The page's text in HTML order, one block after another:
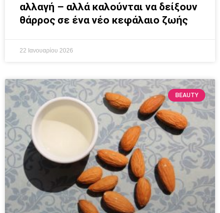
αλλαγή – αλλά καλούνται να δείξουν
θάρρος σε ένα νέο κεφάλαιο ζωής
22 Ιανουαρίου 2026
BEAUTY